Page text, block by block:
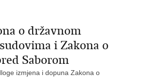
o državnom
i Zakona o
Saborom
izmjena i dopuna Zakona o